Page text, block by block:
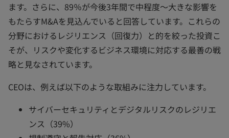
ます。さらに、89％が今後3年間で中程度～大きな影響を
もたらすM&Aを見込んでいると回答しています。これらの
分野におけるレジリエンス（回復力）と的を絞った投資こ
そが、リスクや変化するビジネス環境に対応する最善の戦
略と見なされています。
CEOは、例えば以下のような取組みに注力しています。
サイバーセキュリティとデジタルリスクのレジリエ
ンス（39%）